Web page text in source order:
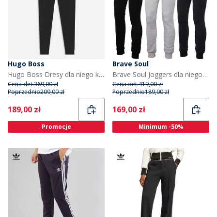
Hugo Boss
Hugo Boss Dresy dla niego kolor Czarny
Cena det.369,00 zł
Poprzednio209,00 zł
Current
189,00 zł
Promocje
Brave Soul
Brave Soul Joggers dla niego kolor czarny/szary/granatowy
Cena det.419,00 zł
Poprzednio189,00 zł
Current
169,00 zł
Minimum -50%